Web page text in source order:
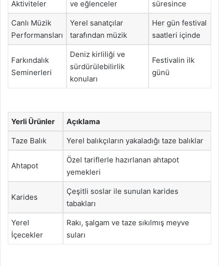
Aktiviteler
ve eğlenceler
süresince
Canlı Müzik
Performansları
Yerel sanatçılar
tarafından müzik
Her gün festival
saatleri içinde
Farkındalık
Seminerleri
Deniz kirliliği ve
sürdürülebilirlik
konuları
Festivalin ilk
günü
Yerli Ürünler Açıklama
Taze Balık Yerel balıkçıların yakaladığı taze balıklar
Ahtapot
Özel tariflerle hazırlanan ahtapot
yemekleri
Karides
Çeşitli soslar ile sunulan karides
tabakları
Yerel
İçecekler
Rakı, şalgam ve taze sıkılmış meyve
suları